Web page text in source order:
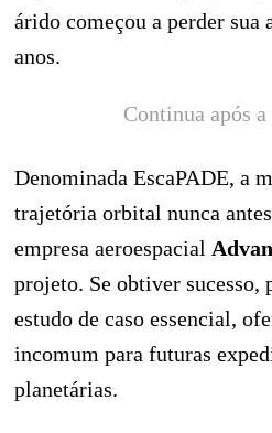
árido começou a perder sua
anos.
Continua após
Denominada EscaPADE, a
trajetória orbital nunca
empresa aeroespacial
projeto. Se obtiver sucesso,
estudo de caso essencial,
incomum para futuras
planetárias.